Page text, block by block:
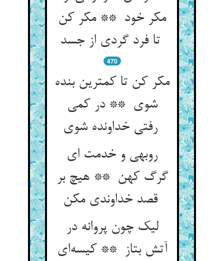
مکر خود ** مکر کن
470
مکر کن تا کمترین بنده
شوی ** در کمی
رفتی خداونده شوی
روبهی و خدمت ای
گرگ کهن ** هیچ بر
قصد خداوندی مکن
لیک چون پروانه در
آتش بتاز ** کیسه‌ای